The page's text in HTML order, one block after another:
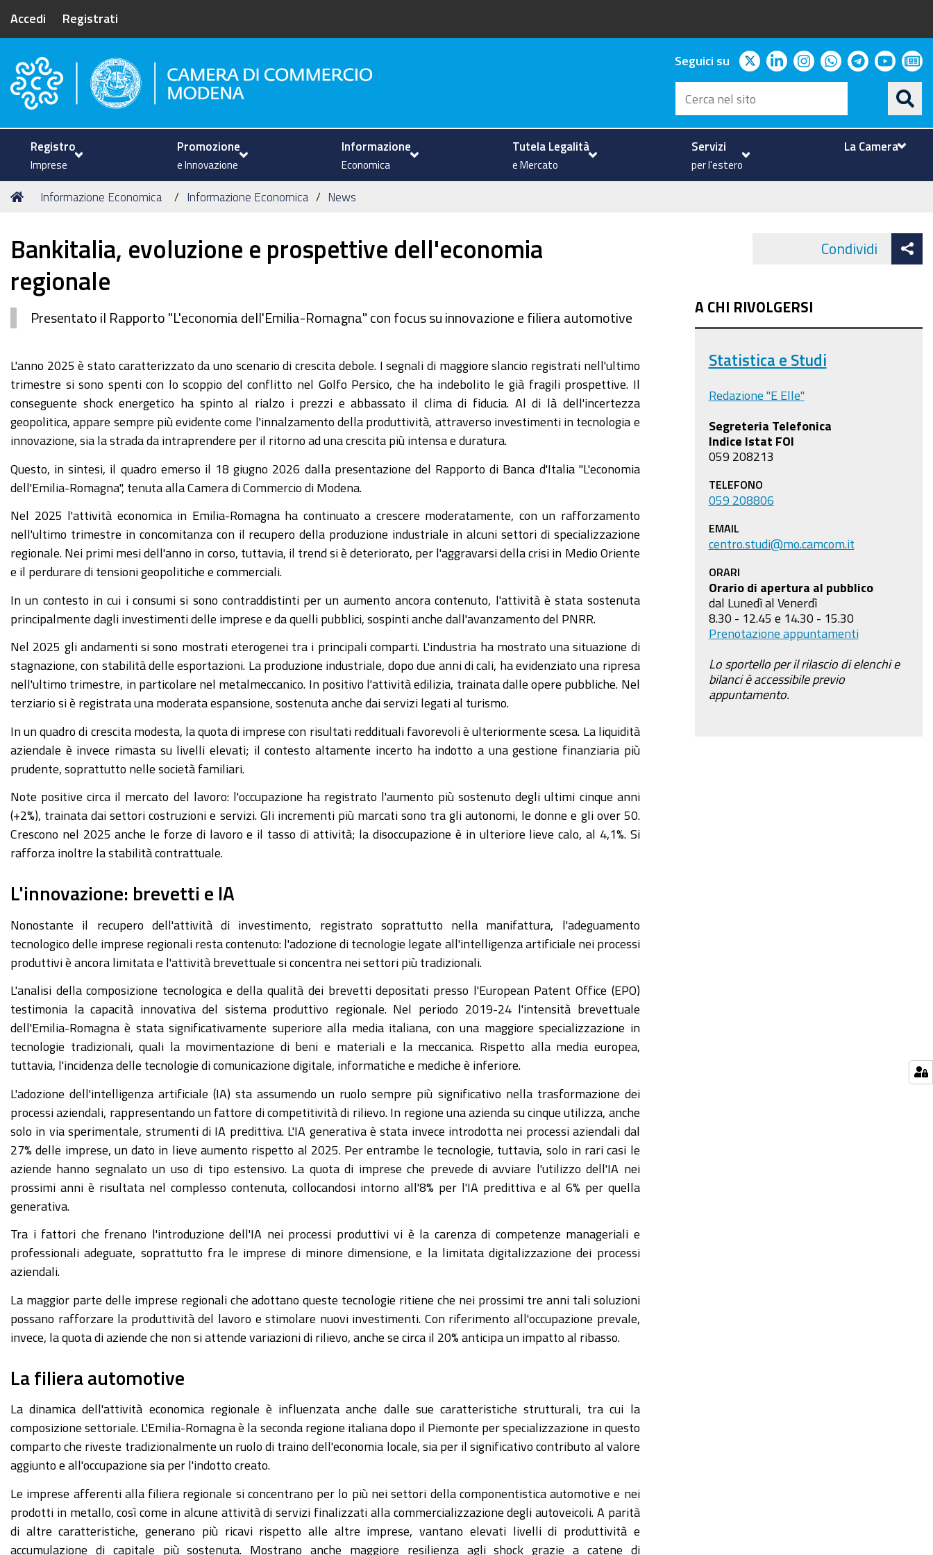
Accedi Registrati
Camera di Commercio di Modena
Seguici su twitterlinkedininstagram
whatsapp
telegram
Cerca
nel
sito
Registro
Imprese
Promozione
e Innovazione
Informazione
Economica
Tutela Legalità
e Mercato
Servizi
per l'estero
La Camera
Tu
Home
Informazione Economica Informazione Economica News
Bankitalia, evoluzione e prospettive dell'economia
regionale
Presentato il Rapporto "L'economia dell'Emilia-Romagna" con focus su innovazione e filiera automotive
L'anno 2025 è stato caratterizzato da uno scenario di crescita debole. I segnali di maggiore slancio registrati nell'ultimo
trimestre si sono spenti con lo scoppio del conflitto nel Golfo Persico, che ha indebolito le già fragili prospettive. Il
conseguente shock energetico ha spinto al rialzo i prezzi e abbassato il clima di fiducia. Al di là dell'incertezza
geopolitica, appare sempre più evidente come l'innalzamento della produttività, attraverso investimenti in tecnologia e
innovazione, sia la strada da intraprendere per il ritorno ad una crescita più intensa e duratura.
Questo, in sintesi, il quadro emerso il 18 giugno 2026 dalla presentazione del Rapporto di Banca d'Italia "L'economia
dell'Emilia-Romagna", tenuta alla Camera di Commercio di Modena.
Nel 2025 l'attività economica in Emilia-Romagna ha continuato a crescere moderatamente, con un rafforzamento
nell'ultimo trimestre in concomitanza con il recupero della produzione industriale in alcuni settori di specializzazione
regionale. Nei primi mesi dell'anno in corso, tuttavia, il trend si è deteriorato, per l'aggravarsi della crisi in Medio Oriente
e il perdurare di tensioni geopolitiche e commerciali.
In un contesto in cui i consumi si sono contraddistinti per un aumento ancora contenuto, l'attività è stata sostenuta
principalmente dagli investimenti delle imprese e da quelli pubblici, sospinti anche dall'avanzamento del PNRR.
Nel 2025 gli andamenti si sono mostrati eterogenei tra i principali comparti. L'industria ha mostrato una situazione di
stagnazione, con stabilità delle esportazioni. La produzione industriale, dopo due anni di cali, ha evidenziato una ripresa
nell'ultimo trimestre, in particolare nel metalmeccanico. In positivo l'attività edilizia, trainata dalle opere pubbliche. Nel
terziario si è registrata una moderata espansione, sostenuta anche dai servizi legati al turismo.
In un quadro di crescita modesta, la quota di imprese con risultati reddituali favorevoli è ulteriormente scesa. La liquidità
aziendale è invece rimasta su livelli elevati; il contesto altamente incerto ha indotto a una gestione finanziaria più
prudente, soprattutto nelle società familiari.
Note positive circa il mercato del lavoro: l'occupazione ha registrato l'aumento più sostenuto degli ultimi cinque anni
(+2%), trainata dai settori costruzioni e servizi. Gli incrementi più marcati sono tra gli autonomi, le donne e gli over 50.
Crescono nel 2025 anche le forze di lavoro e il tasso di attività; la disoccupazione è in ulteriore lieve calo, al 4,1%. Si
rafforza inoltre la stabilità contrattuale.
L'innovazione: brevetti e IA
Nonostante il recupero dell'attività di investimento, registrato soprattutto nella manifattura, l'adeguamento
tecnologico delle imprese regionali resta contenuto: l'adozione di tecnologie legate all'intelligenza artificiale nei processi
produttivi è ancora limitata e l'attività brevettuale si concentra nei settori più tradizionali.
L'analisi della composizione tecnologica e della qualità dei brevetti depositati presso l'European Patent Office (EPO)
testimonia la capacità innovativa del sistema produttivo regionale. Nel periodo 2019-24 l'intensità brevettuale
dell'Emilia-Romagna è stata significativamente superiore alla media italiana, con una maggiore specializzazione in
tecnologie tradizionali, quali la movimentazione di beni e materiali e la meccanica. Rispetto alla media europea,
tuttavia, l'incidenza delle tecnologie di comunicazione digitale, informatiche e mediche è inferiore.
L'adozione dell'intelligenza artificiale (IA) sta assumendo un ruolo sempre più significativo nella trasformazione dei
processi aziendali, rappresentando un fattore di competitività di rilievo. In regione una azienda su cinque utilizza, anche
solo in via sperimentale, strumenti di IA predittiva. L'IA generativa è stata invece introdotta nei processi aziendali dal
27% delle imprese, un dato in lieve aumento rispetto al 2025. Per entrambe le tecnologie, tuttavia, solo in rari casi le
aziende hanno segnalato un uso di tipo estensivo. La quota di imprese che prevede di avviare l'utilizzo dell'IA nei
prossimi anni è risultata nel complesso contenuta, collocandosi intorno all'8% per l'IA predittiva e al 6% per quella
generativa.
Tra i fattori che frenano l'introduzione dell'IA nei processi produttivi vi è la carenza di competenze manageriali e
professionali adeguate, soprattutto fra le imprese di minore dimensione, e la limitata digitalizzazione dei processi
aziendali.
La maggior parte delle imprese regionali che adottano queste tecnologie ritiene che nei prossimi tre anni tali soluzioni
possano rafforzare la produttività del lavoro e stimolare nuovi investimenti. Con riferimento all'occupazione prevale,
invece, la quota di aziende che non si attende variazioni di rilievo, anche se circa il 20% anticipa un impatto al ribasso.
La filiera automotive
La dinamica dell'attività economica regionale è influenzata anche dalle sue caratteristiche strutturali, tra cui la
composizione settoriale. L'Emilia-Romagna è la seconda regione italiana dopo il Piemonte per specializzazione in questo
comparto che riveste tradizionalmente un ruolo di traino dell'economia locale, sia per il significativo contributo al valore
aggiunto e all'occupazione sia per l'indotto creato.
Le imprese afferenti alla filiera regionale si concentrano per lo più nei settori della componentistica automotive e nei
prodotti in metallo, così come in alcune attività di servizi finalizzati alla commercializzazione degli autoveicoli. A parità
di altre caratteristiche, generano più ricavi rispetto alle altre imprese, vantano elevati livelli di produttività e
accumulazione di capitale più sostenuta. Mostrano anche maggiore resilienza agli shock grazie a catene di
Condividi
A CHI RIVOLGERSI
Statistica e Studi
Redazione "E Elle"
Segreteria Telefonica
Indice Istat FOI
059 208213
TELEFONO
059 208806
EMAIL
centro.studi@mo.camcom.it
ORARI
Orario di apertura al pubblico
dal Lunedì al Venerdì
8.30 - 12.45 e 14.30 - 15.30
Prenotazione appuntamenti
Lo sportello per il rilascio di elenchi e
bilanci è accessibile previo
appuntamento.